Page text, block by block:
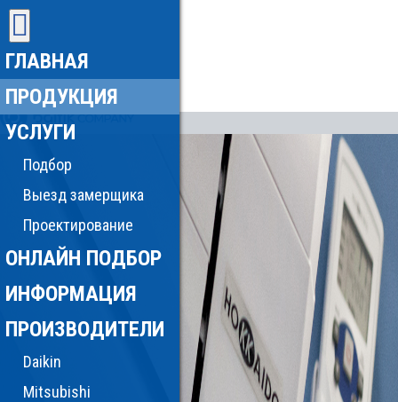
ГЛАВНАЯ
ПРОДУКЦИЯ
УСЛУГИ
Подбор
Выезд замерщика
Проектирование
ОНЛАЙН ПОДБОР
ИНФОРМАЦИЯ
ПРОИЗВОДИТЕЛИ
Daikin
Mitsubishi